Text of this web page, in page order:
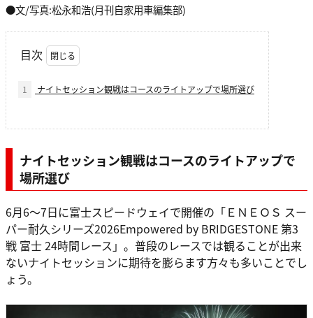
●文/写真:松永和浩(月刊自家用車編集部)
目次
1 ナイトセッション観戦はコースのライトアップで場所選び
ナイトセッション観戦はコースのライトアップで
場所選び
6月6～7日に富士スピードウェイで開催の「ＥＮＥＯＳ スー
パー耐久シリーズ2026Empowered by BRIDGESTONE 第3
戦 富士 24時間レース」。普段のレースでは観ることが出来
ないナイトセッションに期待を膨らます方々も多いことでし
ょう。